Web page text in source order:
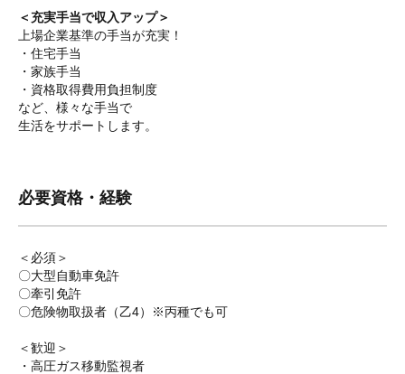
＜充実手当で収入アップ＞
上場企業基準の手当が充実！
・住宅手当
・家族手当
・資格取得費用負担制度
など、様々な手当で
生活をサポートします。
必要資格・経験
＜必須＞
〇大型自動車免許
〇牽引免許
〇危険物取扱者（乙4）※丙種でも可
＜歓迎＞
・高圧ガス移動監視者